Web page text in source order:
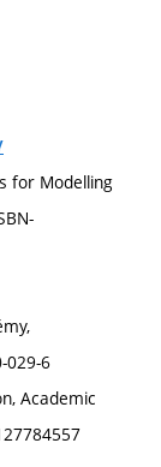
for Modelling
029-6
Academic